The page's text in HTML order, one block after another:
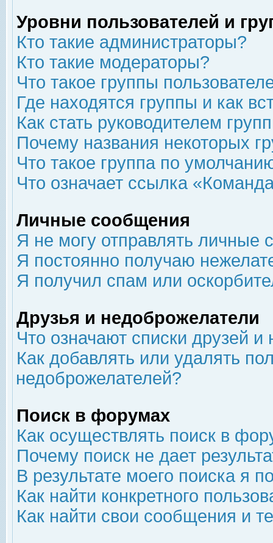
Уровни пользователей и
Кто такие администраторы?
Кто такие модераторы?
Что такое группы
Где находятся группы и как
Как стать руководителем
Почему названия некоторых
Что такое группа по
Что означает ссылка
Личные сообщения
Я не могу отправлять личные
Я постоянно получаю
Я получил спам или
Друзья и недоброжелатели
Что означают списки друзей
Как добавлять или удалять
недоброжелателей?
Поиск в форумах
Как осуществлять поиск в
Почему поиск не дает
В результате моего поиска я
Как найти конкретного
Как найти свои сообщения и